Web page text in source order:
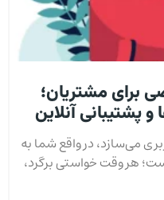
برای مشتریان؛
پشتیبانی آنلاین
می‌سازد، در واقع شما به
هر وقت خواستی برگرد،